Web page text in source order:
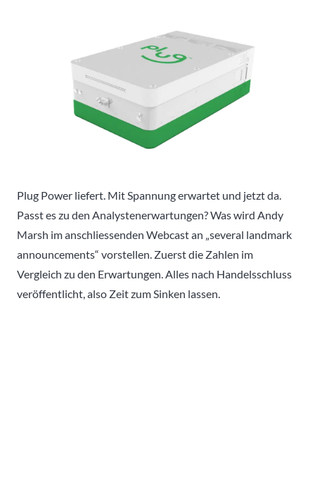
Plug Power liefert. Mit Spannung erwartet und jetzt da.
Passt es zu den Analystenerwartungen? Was wird Andy
Marsh im anschliessenden Webcast an „several landmark
announcements“ vorstellen. Zuerst die Zahlen im
Vergleich zu den Erwartungen. Alles nach Handelsschluss
veröffentlicht, also Zeit zum Sinken lassen.